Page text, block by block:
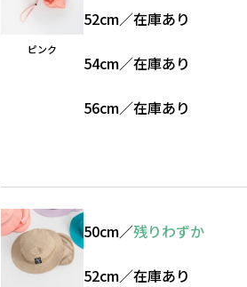
ピンク
52cm／在庫あり
54cm／在庫あり
56cm／在庫あり
50cm／残りわずか
52cm／在庫あり